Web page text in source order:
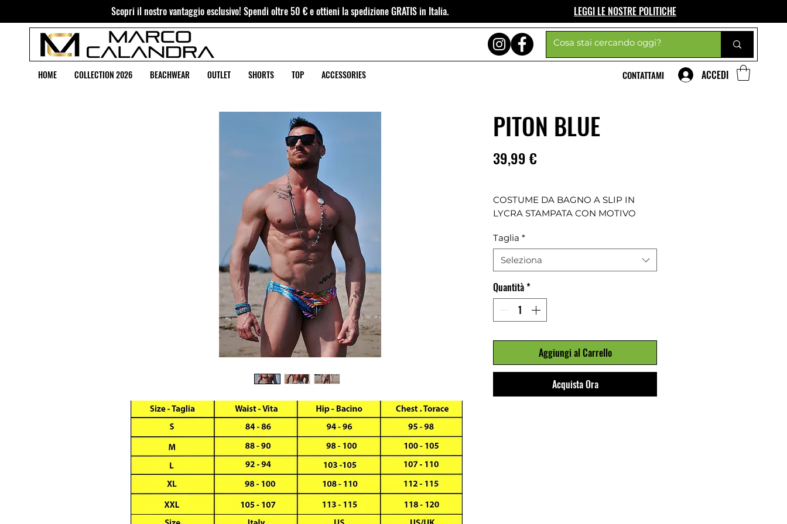
Scopri il nostro vantaggio esclusivo! Spendi oltre 50 € e ottieni la spedizione GRATIS in Italia. LEGGI LE NOSTRE POLITICHE
HOME COLLECTION 2026 BEACHWEAR OUTLET SHORTS TOP ACCESSORIES CONTATTAMI ACCEDI
PITON BLUE
39,99 €
COSTUME DA BAGNO A SLIP IN
LYCRA STAMPATA CON MOTIVO
CONTRASTO. ALTEZZA SUL FIANCO
SWIMSUIT IN LYCRA, ANIMAL PRINT
AND CONSTRASTING RAMAGE. SIDE
HEIGHT 4CM. LINING IN FRONT
ONLY.
Taglia *
Seleziona
Quantità*
Aggiungi al Carrello
Acquista Ora